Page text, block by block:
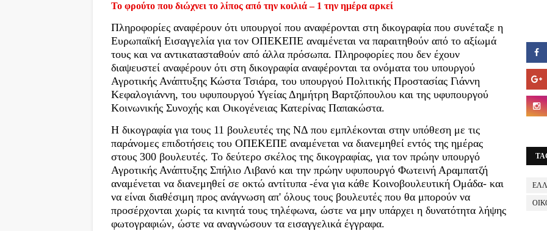
Το φρούτο που διώχνει το λίπος από την κοιλιά – 1 την ημέρα αρκεί
Πληροφορίες αναφέρουν ότι υπουργοί που αναφέρονται στη δικογραφία που συνέταξε η
Ευρωπαϊκή Εισαγγελία για τον ΟΠΕΚΕΠΕ αναμένεται να παραιτηθούν από το αξίωμά
τους και να αντικατασταθούν από άλλα πρόσωπα. Πληροφορίες που δεν έχουν
διαψευστεί αναφέρουν ότι στη δικογραφία αναφέρονται τα ονόματα του υπουργού
Αγροτικής Ανάπτυξης Κώστα Τσιάρα, του υπουργού Πολιτικής Προστασίας Γιάννη
Κεφαλογιάννη, του υφυπουργού Υγείας Δημήτρη Βαρτζόπουλου και της υφυπουργού
Κοινωνικής Συνοχής και Οικογένειας Κατερίνας Παπακώστα.
Η δικογραφία για τους 11 βουλευτές της ΝΔ που εμπλέκονται στην υπόθεση με τις
παράνομες επιδοτήσεις του ΟΠΕΚΕΠΕ αναμένεται να διανεμηθεί εντός της ημέρας
στους 300 βουλευτές. Το δεύτερο σκέλος της δικογραφίας, για τον πρώην υπουργό
Αγροτικής Ανάπτυξης Σπήλιο Λιβανό και την πρώην υφυπουργό Φωτεινή Αραμπατζή
αναμένεται να διανεμηθεί σε οκτώ αντίτυπα -ένα για κάθε Κοινοβουλευτική Ομάδα- και
να είναι διαθέσιμη προς ανάγνωση απ' όλους τους βουλευτές που θα μπορούν να
προσέρχονται χωρίς τα κινητά τους τηλέφωνα, ώστε να μην υπάρχει η δυνατότητα λήψης
φωτογραφιών, ώστε να αναγνώσουν τα εισαγγελικά έγγραφα.